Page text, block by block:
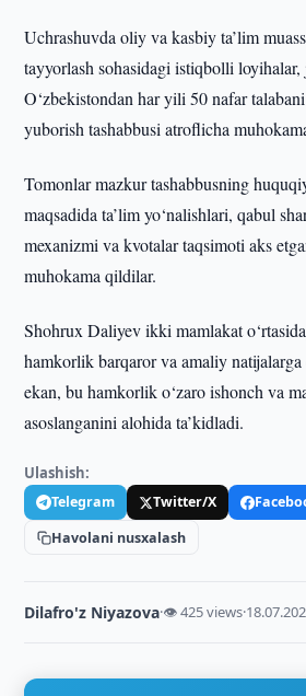
Uchrashuvda oliy va kasbiy ta’lim
tayyorlash sohasidagi istiqbolli loyihalar,
O‘zbekistondan har yili 50 nafar
yuborish tashabbusi atroflicha
Tomonlar mazkur tashabbusning
maqsadida ta’lim yo‘nalishlari, qabul
mexanizmi va kvotalar taqsimoti aks
muhokama qildilar.
Shohrux Daliyev ikki mamlakat
hamkorlik barqaror va amaliy
ekan, bu hamkorlik o‘zaro ishonch va
asoslanganini alohida ta’kidladi.
Ulashish:
Telegram Twitter/X
Havolani nusxalash
Dilafro'z Niyazova·👁 425 views·